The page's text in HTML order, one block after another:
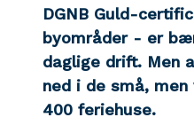
DGNB Guld-
byområder - er
daglige drift. Men
ned i de små,
400 feriehuse.